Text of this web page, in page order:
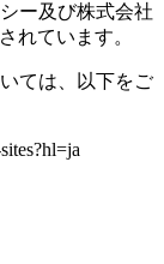
ー及び株式会社
れています。
ては、以下をご